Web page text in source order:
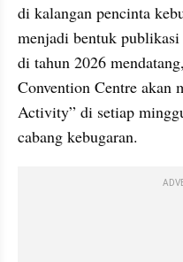
di kalangan pencinta
menjadi bentuk
di tahun 2026
Convention Centre akan
Activity” di setiap
cabang kebugaran.